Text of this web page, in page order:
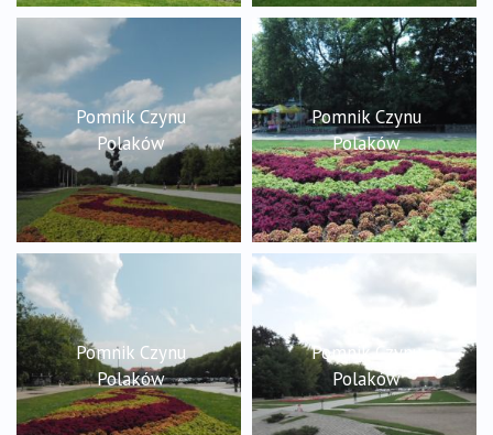
Pomnik Czynu
Polaków
Pomnik Czynu
Polaków
Pomnik Czynu
Polaków
Pomnik Czynu
Polaków